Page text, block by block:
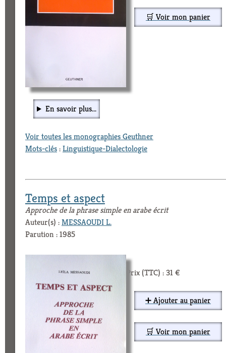
🛒 Voir mon panier
En savoir plus...
Voir toutes les monographies Geuthner
Mots-clés:Linguistique-Dialectologie
Temps et aspect
Approche de la phrase simple en arabe écrit
Auteur(s) :MESSAOUDI L.
Parution : 1985
Prix (TTC) : 31 €
➕ Ajouter au panier
🛒 Voir mon panier